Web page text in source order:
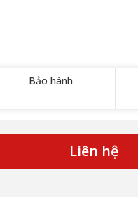
Bảo hành
Liên hệ